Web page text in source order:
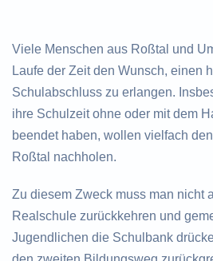
Viele Menschen aus Roßtal und
Laufe der Zeit den Wunsch, einen
Schulabschluss zu erlangen.
ihre Schulzeit ohne oder mit dem
beendet haben, wollen vielfach den
Roßtal nachholen.
Zu diesem Zweck muss man nicht
Realschule zurückkehren und
Jugendlichen die Schulbank